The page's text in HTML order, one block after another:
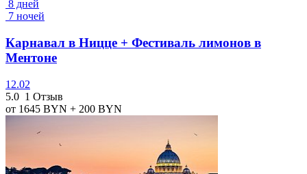
8 дней
7 ночей
Карнавал в Ницце + Фестиваль лимонов в
Ментоне
12.02
5.0 1 Отзыв
от 1645 BYN + 200 BYN